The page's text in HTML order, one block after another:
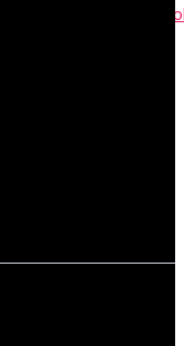
Syarat dan